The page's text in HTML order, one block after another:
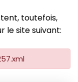
toutefois,
le site suivant: